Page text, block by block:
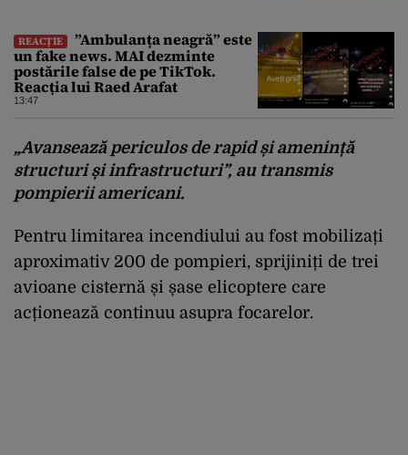
REACȚIE
”Ambulanța neagră” este
un fake news. MAI dezminte
postările false de pe TikTok.
Reacția lui Raed Arafat
13:47
„Avansează periculos de rapid și amenință
structuri și infrastructuri”, au transmis
pompierii americani.
Pentru limitarea incendiului au fost mobilizați
aproximativ 200 de pompieri, sprijiniți de trei
avioane cisternă și șase elicoptere care
acționează continuu asupra focarelor.